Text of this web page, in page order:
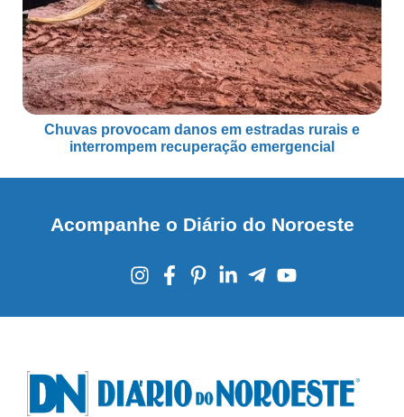
Chuvas provocam danos em estradas rurais e
interrompem recuperação emergencial
Acompanhe o Diário do Noroeste